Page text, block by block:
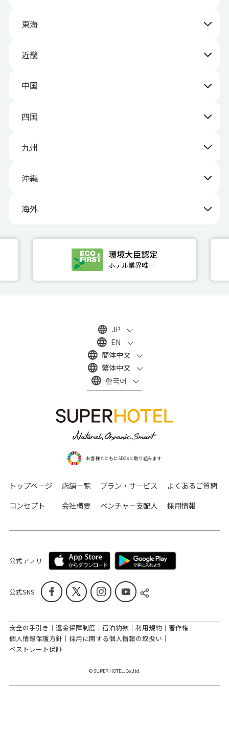
東海
近畿
中国
四国
九州
沖縄
海外
JP
EN
簡体中文
繁体中文
한국어
お客様とともにSDGsに取り組みます
トップページ 店舗一覧 プラン・サービス
よくあるご質問
コンセプト
会社概要 ベンチャー支配人 採用情報
公式アプリ
公式SNS
安全の手引き 返金保障制度 宿泊約款 利用規約
著作権
個人情報保護方針
採用に関する個人情報の取扱い
ベストレート保証
© SUPER HOTEL. Co.,ltd.